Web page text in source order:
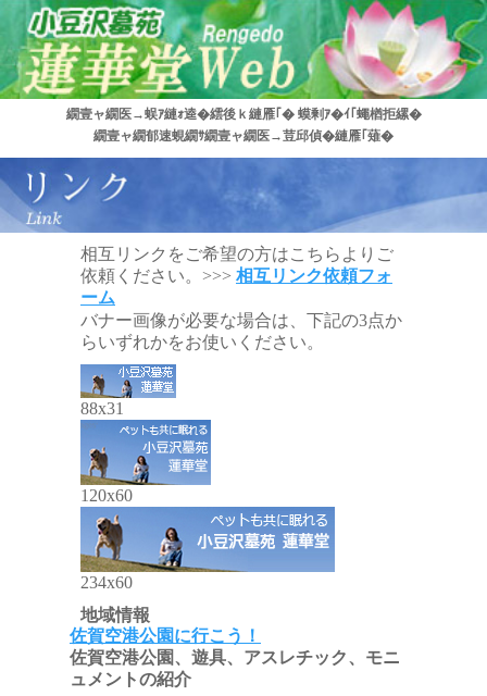
繝壹ャ繝医→蜈ｱ縺ｫ逵�繧後ｋ縺雁｢� 蟆剰ｱ�ｲ｢蠅楢拒縲�
繝壹ャ繝郁速蜆繝ｻ繝壹ャ繝医→荳邱偵�縺雁｢薙�
相互リンクをご希望の方はこちらよりご
依頼ください。>>> 相互リンク依頼フォ
ーム
バナー画像が必要な場合は、下記の3点か
らいずれかをお使いください。
88x31
120x60
234x60
地域情報
佐賀空港公園に行こう！
佐賀空港公園、遊具、アスレチック、モニ
ュメントの紹介